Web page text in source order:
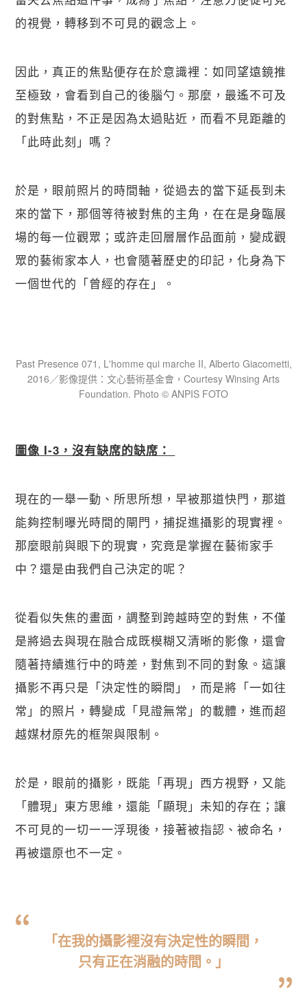
的視覺，轉移到不可見的觀念上。
因此，真正的焦點便存在於意識裡：如同望遠鏡推
至極致，會看到自己的後腦勺。那麼，最遙不可及
的對焦點，不正是因為太過貼近，而看不見距離的
「此時此刻」嗎？
於是，眼前照片的時間軸，從過去的當下延長到未
來的當下，那個等待被對焦的主角，在在是身臨展
場的每一位觀眾；或許走回層層作品面前，變成觀
眾的藝術家本人，也會隨著歷史的印記，化身為下
一個世代的「曾經的存在」。
Past Presence 071, L'homme qui marche II, Alberto Giacometti,
2016／影像提供：文心藝術基金會，Courtesy Winsing Arts
Foundation. Photo © ANPIS FOTO
圖像 I-3，沒有缺席的缺席：
現在的一舉一動、所思所想，早被那道快門，那道
能夠控制曝光時間的閘門，捕捉進攝影的現實裡。
那麼眼前與眼下的現實，究竟是掌握在藝術家手
中？還是由我們自己決定的呢？
從看似失焦的畫面，調整到跨越時空的對焦，不僅
是將過去與現在融合成既模糊又清晰的影像，還會
隨著持續進行中的時差，對焦到不同的對象。這讓
攝影不再只是「決定性的瞬間」，而是將「一如往
常」的照片，轉變成「見證無常」的載體，進而超
越媒材原先的框架與限制。
於是，眼前的攝影，既能「再現」西方視野，又能
「體現」東方思維，還能「顯現」未知的存在；讓
不可見的一切一一浮現後，接著被指認、被命名，
再被還原也不一定。
「在我的攝影裡沒有決定性的瞬間，
只有正在消融的時間。」